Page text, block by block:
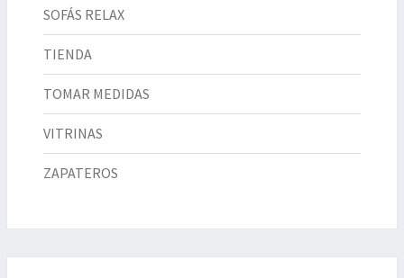
SOFÁS RELAX
TIENDA
TOMAR MEDIDAS
VITRINAS
ZAPATEROS